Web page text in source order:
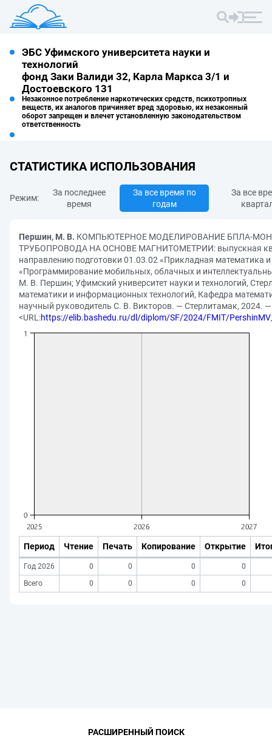
ЭБС Уфимского университета науки и
технологий
фонд Заки Валиди 32, Карла Маркса 3/1 и
Достоевского 131
Незаконное потребление наркотических средств, психотропных
веществ, их аналогов причиняет вред здоровью, их незаконный
оборот запрещен и влечет установленную законодательством
ответственность
СТАТИСТИКА ИСПОЛЬЗОВАНИЯ
Режим:
За последнее
время
За все время по
годам
За все
Першин, М. В. КОМПЬЮТЕРНОЕ МОДЕЛИРОВАНИЕ БПЛА-
ТРУБОПРОВОДА НА ОСНОВЕ МАГНИТОМЕТРИИ: выпускная
направлению подготовки 01.03.02 «Прикладная математика
«Программирование мобильных, облачных и
М. В. Першин; Уфимский университет науки и технологий,
математики и информационных технологий, Кафедра
научный руководитель С. В. Викторов. — Стерлитамак, 2024.
<URL:https://elib.bashedu.ru/dl/diplom/SF/2024/FMIT/
Период Чтение Печать Копирование Открытие
Год 2026 0 0 0
0
Всего
0 0 0 0
РАСШИРЕННЫЙ ПОИСК